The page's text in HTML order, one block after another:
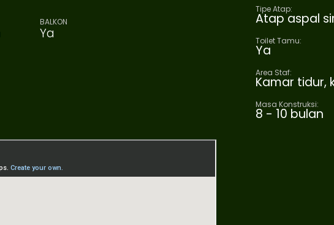
BALKON
Ya
Tipe Atap:
Atap aspal
Toilet Tamu:
Ya
Area Staf:
Kamar tidur,
Masa Konstruksi:
8 - 10 bulan